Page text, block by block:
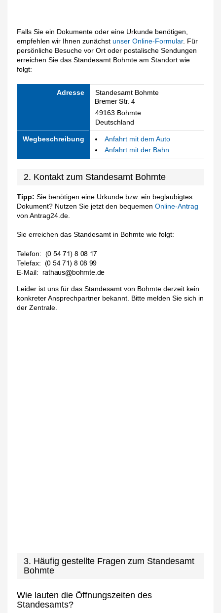
Falls Sie ein Dokumente oder eine Urkunde benötigen,
empfehlen wir Ihnen zunächstunser Online-Formular. Für
persönliche Besuche vor Ort oder postalische Sendungen
erreichen Sie das Standesamt Bohmte am Standort wie
folgt:
Adresse Standesamt Bohmte
49163 Bohmte
Deutschland
Wegbeschreibung
Anfahrt mit dem Auto
Anfahrt mit der Bahn
2. Kontakt zum Standesamt Bohmte
Tipp: Sie benötigen eine Urkunde bzw. ein beglaubigtes
Dokument? Nutzen Sie jetzt den bequemenOnline-Antrag
von Antrag24.de.
Sie erreichen das Standesamt in Bohmte wie folgt:
Telefon:
Telefax:
E-Mail:
Leider ist uns für das Standesamt von Bohmte derzeit kein
konkreter Ansprechpartner bekannt. Bitte melden Sie sich in
der Zentrale.
3. Häufig gestellte Fragen zum Standesamt
Bohmte
Wie lauten die Öffnungszeiten des
Standesamts?